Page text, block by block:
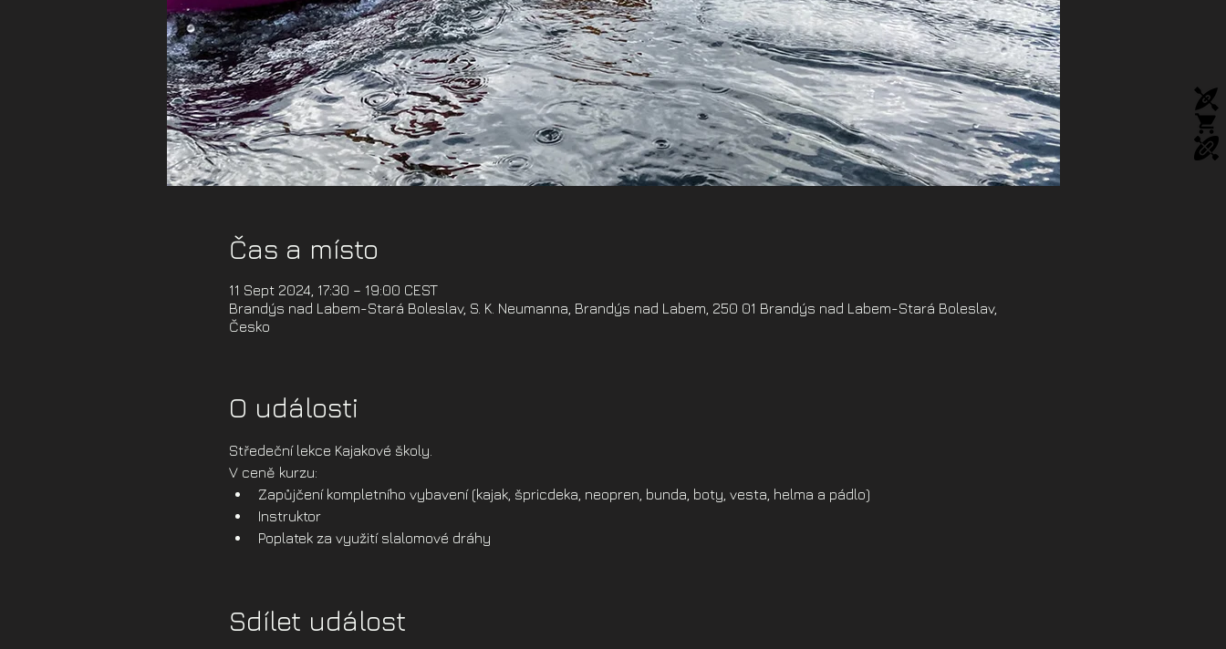
Čas a místo
11 Sept 2024, 17:30 – 19:00 CEST
Brandýs nad Labem-Stará Boleslav, S. K. Neumanna, Brandýs nad Labem, 250 01 Brandýs nad Labem-Stará Boleslav,
Česko
O události
Středeční lekce Kajakové školy.
V ceně kurzu:
Zapůjčení kompletního vybavení (kajak, špricdeka, neopren, bunda, boty, vesta, helma a pádlo)
Instruktor
Poplatek za využití slalomové dráhy
Sdílet událost